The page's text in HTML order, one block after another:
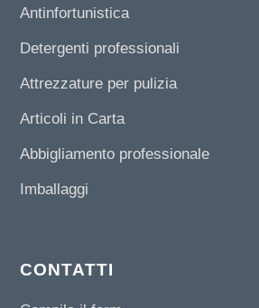
Antinfortunistica
Detergenti professionali
Attrezzature per pulizia
Articoli in Carta
Abbigliamento professionale
Imballaggi
CONTATTI